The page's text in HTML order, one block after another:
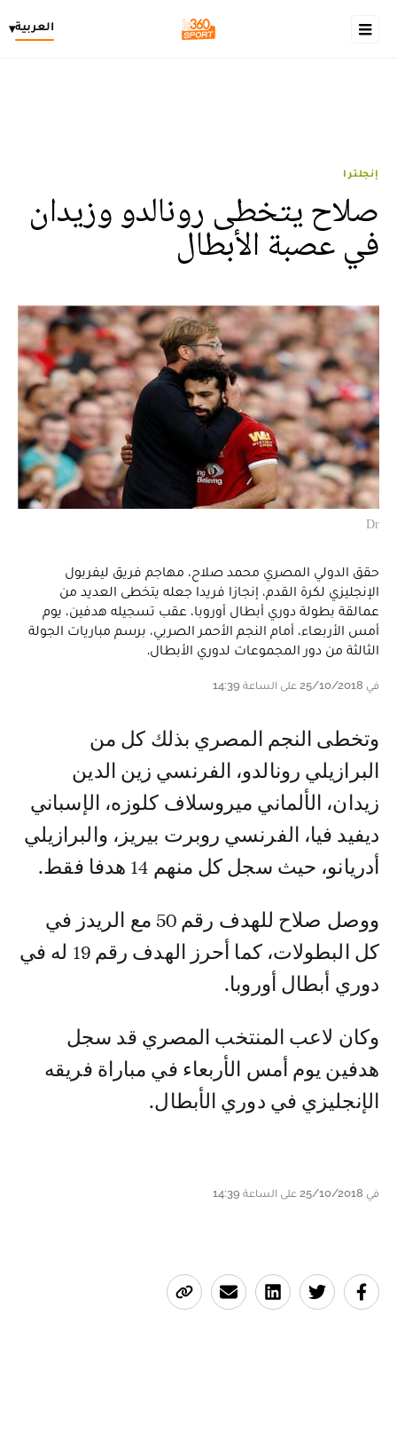
العربية▾
إنجلترا
صلاح يتخطى رونالدو وزيدان
في عصبة الأبطال
Dr
حقق الدولي المصري محمد صلاح، مهاجم فريق ليفربول
الإنجليزي لكرة القدم، إنجازا فريدا جعله يتخطى العديد من
عمالقة بطولة دوري أبطال أوروبا، عقب تسجيله هدفين، يوم
أمس الأربعاء، أمام النجم الأحمر الصربي، برسم مباريات الجولة
الثالثة من دور المجموعات لدوري الأبطال.
في 25/10/2018 على الساعة 14:39
وتخطى النجم المصري بذلك كل من
البرازيلي رونالدو، الفرنسي زين الدين
زيدان، الألماني ميروسلاف كلوزه، الإسباني
ديفيد فيا، الفرنسي روبرت بيريز، والبرازيلي
أدريانو، حيث سجل كل منهم 14 هدفا فقط.
ووصل صلاح للهدف رقم 50 مع الريدز في
كل البطولات، كما أحرز الهدف رقم 19 له في
دوري أبطال أوروبا.
وكان لاعب المنتخب المصري قد سجل
هدفين يوم أمس الأربعاء في مباراة فريقه
الإنجليزي في دوري الأبطال.
في 25/10/2018 على الساعة 14:39